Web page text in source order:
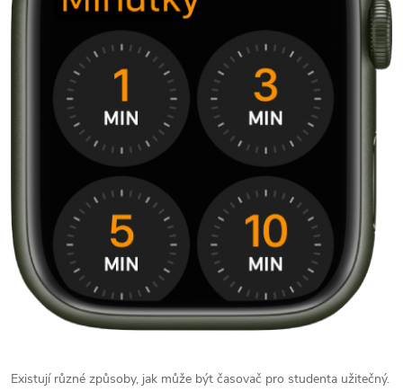
Existují různé způsoby, jak může být časovač pro studenta užitečný.